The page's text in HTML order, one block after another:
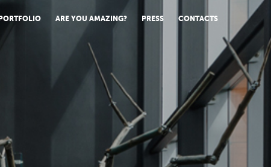
PORTFOLIO ARE YOU AMAZING? PRESS CONTACTS